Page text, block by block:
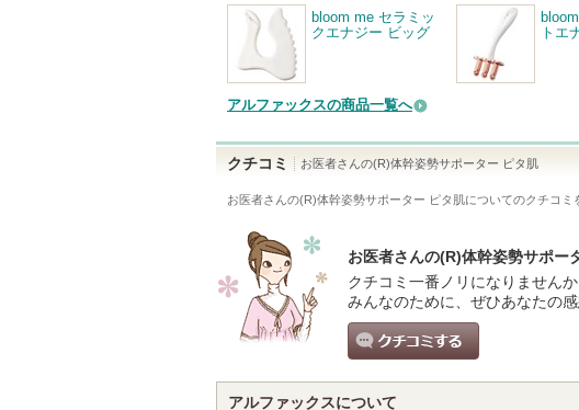
bloom me セラミッ
クエナジー ビッグ
トエ
アルファックスの商品一覧へ
クチコミ お医者さんの(R)体幹姿勢サポーター ピタ肌
お医者さんの(R)体幹姿勢サポーター ピタ肌についてのクチコミ
お医者さんの(R)体幹姿勢サポー
クチコミ一番ノリになりませんか
みんなのために、ぜひあなたの感
アルファックスについて